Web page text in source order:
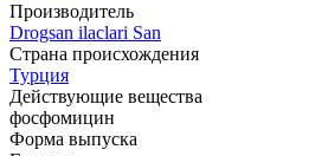
Производитель
Drogsan ilaclari San
Страна происхождения
Турция
Действующие вещества
фосфомицин
Форма выпуска